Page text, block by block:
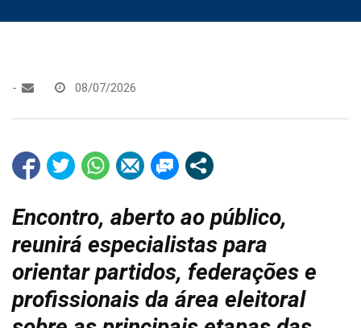
- 08/07/2026
Encontro, aberto ao público,
reunirá especialistas para
orientar partidos, federações e
profissionais da área eleitoral